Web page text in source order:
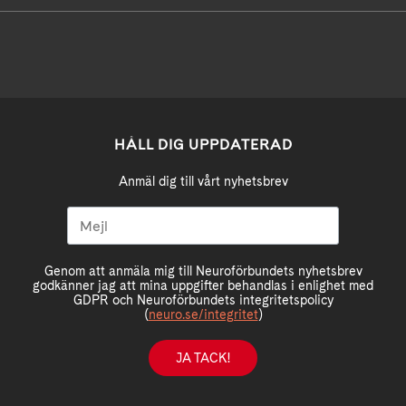
HÅLL DIG UPPDATERAD
Anmäl dig till vårt nyhetsbrev
Genom att anmäla mig till Neuroförbundets nyhetsbrev
godkänner jag att mina uppgifter behandlas i enlighet med
GDPR och Neuroförbundets integritetspolicy
(neuro.se/integritet)
JA TACK!